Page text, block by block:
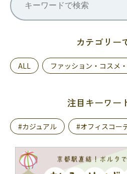
カテゴリー
ALL ファッション・コスメ
注目キーワー
#カジュアル #オフィスコー